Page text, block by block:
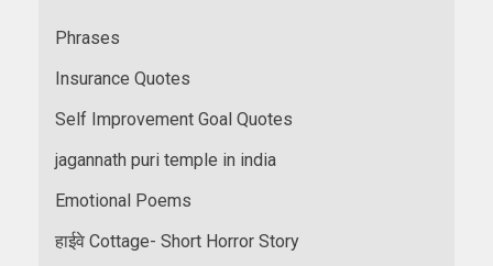
Phrases
Insurance Quotes
Self Improvement Goal Quotes
jagannath puri temple in india
Emotional Poems
हाईवे Cottage- Short Horror Story